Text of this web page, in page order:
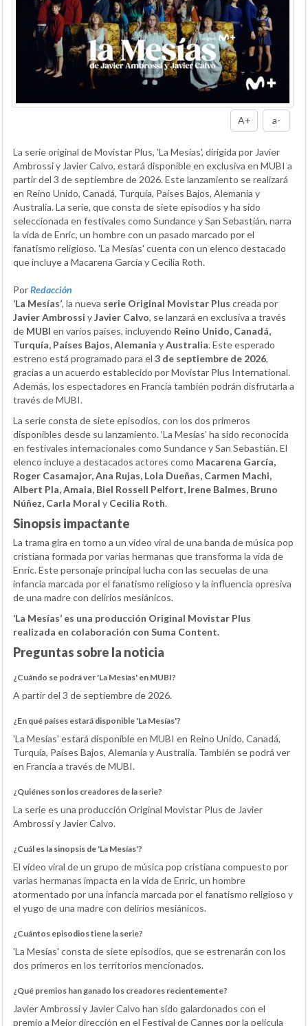
A+ a-
La serie original de Movistar Plus, 'La Mesías', dirigida por Javier
Ambrossi y Javier Calvo, estará disponible en exclusiva en MUBI a
partir del 3 de septiembre de 2026. Este lanzamiento se realizará
en Reino Unido, Canadá, Turquía, Países Bajos, Alemania y
Australia. La serie, que consta de siete episodios y ha sido
seleccionada en festivales como Sundance y San Sebastián, narra
la vida de Enric, un hombre con un pasado marcado por el
fanatismo religioso. 'La Mesías' cuenta con un elenco destacado
que incluye a Macarena García y Cecilia Roth.
PorRedacción
‘La Mesías’, la nueva serie Original Movistar Plus creada por
Javier Ambrossi yJavier Calvo, se lanzará en exclusiva a través
de MUBI en varios países, incluyendo Reino Unido, Canadá,
Turquía, Países Bajos, Alemania yAustralia. Este esperado
estreno está programado para el 3 de septiembre de 2026,
gracias a un acuerdo establecido por Movistar Plus International.
Además, los espectadores en Francia también podrán disfrutarla a
través de MUBI.
La serie consta de siete episodios, con los dos primeros
disponibles desde su lanzamiento. ‘La Mesías’ ha sido reconocida
en festivales internacionales como Sundance y San Sebastián. El
elenco incluye a destacados actores como Macarena García,
Roger Casamajor, Ana Rujas, Lola Dueñas, Carmen Machi,
Albert Pla, Amaia, Biel Rossell Pelfort, Irene Balmes, Bruno
Núñez, Carla Moral y Cecilia Roth.
Sinopsis impactante
La trama gira en torno a un vídeo viral de una banda de música pop
cristiana formada por varias hermanas que transforma la vida de
Enric. Este personaje principal lucha con las secuelas de una
infancia marcada por el fanatismo religioso y la influencia opresiva
de una madre con delirios mesiánicos.
‘La Mesías’ es una producción Original Movistar Plus
realizada en colaboración con Suma Content.
Preguntas sobre la noticia
¿Cuándo se podrá ver 'La Mesías' en MUBI?
A partir del 3 de septiembre de 2026.
¿En qué países estará disponible 'La Mesías'?
'La Mesías' estará disponible en MUBI en Reino Unido, Canadá,
Turquía, Países Bajos, Alemania y Australia. También se podrá ver
en Francia a través de MUBI.
¿Quiénes son los creadores de la serie?
La serie es una producción Original Movistar Plus de Javier
Ambrossi y Javier Calvo.
¿Cuál es la sinopsis de 'La Mesías'?
El vídeo viral de un grupo de música pop cristiana compuesto por
varias hermanas impacta en la vida de Enric, un hombre
atormentado por una infancia marcada por el fanatismo religioso y
el yugo de una madre con delirios mesiánicos.
¿Cuántos episodios tiene la serie?
'La Mesías' consta de siete episodios, que se estrenarán con los
dos primeros en los territorios mencionados.
¿Qué premios han ganado los creadores recientemente?
Javier Ambrossi y Javier Calvo han sido galardonados con el
premio a Mejor dirección en el Festival de Cannes por la película